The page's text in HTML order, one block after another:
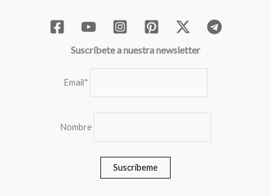
Suscríbete a nuestra newsletter
Email*
Nombre